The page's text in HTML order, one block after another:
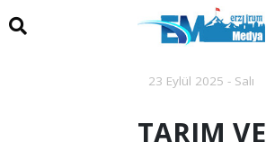
23 Eylül 2025 - Salı
TARIM VE